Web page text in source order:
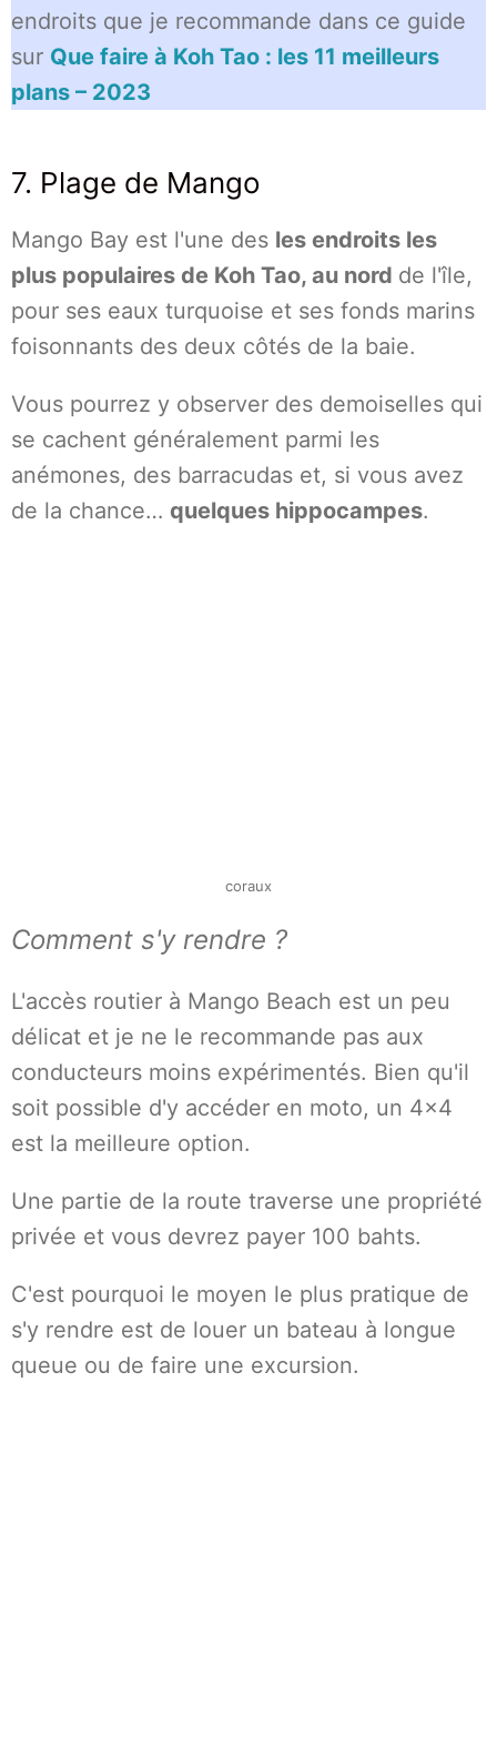
endroits que je recommande dans ce guide
sur Que faire à Koh Tao : les 11 meilleurs
plans – 2023
7. Plage de Mango
Mango Bay est l'une des les endroits les
plus populaires de Koh Tao, au nord de l'île,
pour ses eaux turquoise et ses fonds marins
foisonnants des deux côtés de la baie.
Vous pourrez y observer des demoiselles qui
se cachent généralement parmi les
anémones, des barracudas et, si vous avez
de la chance… quelques hippocampes.
coraux
Comment s'y rendre ?
L'accès routier à Mango Beach est un peu
délicat et je ne le recommande pas aux
conducteurs moins expérimentés. Bien qu'il
soit possible d'y accéder en moto, un 4x4
est la meilleure option.
Une partie de la route traverse une propriété
privée et vous devrez payer 100 bahts.
C'est pourquoi le moyen le plus pratique de
s'y rendre est de louer un bateau à longue
queue ou de faire une excursion.